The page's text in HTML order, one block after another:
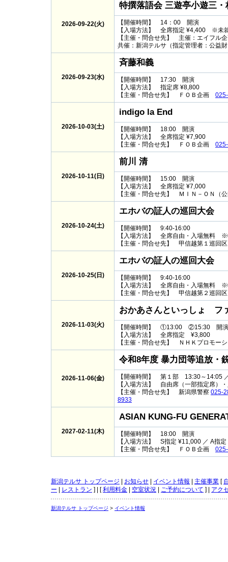
2026-09-22(火)
特撰落語会 三遊亭小遊三
【開催時間】 14：00 開演
【入場方法】 全席指定 ¥4,400 ※未
【主催・問合せ先】 主催：エイフル
共催：新潟テルサ（指定管理者：公益
2026-09-23(水)
斉藤和義
【開催時間】 17:30 開演
【入場方法】 指定席 ¥8,800
【主催・問合せ先】
ＦＯＢ企画
2026-10-03(土)
indigo la End
【開催時間】 18:00 開演
【入場方法】 全席指定 ¥7,900
【主催・問合せ先】 ＦＯＢ企画
2026-10-11(日)
前川 清
【開催時間】 15:00 開演
【入場方法】 全席指定 ¥7,000
【主催・問合せ先】 ＭＩＮ－ＯＮ（
2026-10-24(土)
エホバの証人の巡回大会
【開催時間】 9:40-16:00
【入場方法】 全席自由・入場無料 ※
【主催・問合せ先】 甲信越第１巡回
2026-10-25(日)
エホバの証人の巡回大会
【開催時間】 9:40-16:00
【入場方法】 全席自由・入場無料 ※
【主催・問合せ先】 甲信越第２巡回
2026-11-03(火)
おかあさんといっしょ フ
【開催時間】 ①13:00 ②15:30 開演
【入場方法】 全席指定 ¥3,800
【主催・問合せ先】
ＮＨＫプロモー
2026-11-06(金)
令和8年度 暴力団等追放・
【開催時間】 第１部 13:30～14:05
【入場方法】 自由席（一部指定席）
【主催・問合せ先】 新潟県警察 025-
8933
2027-02-11(木)
ASIAN KUNG-FU
【開催時間】 18:00 開演
【入場方法】 S指定 ¥11,000 ／ A指
【主催・問合せ先】
ＦＯＢ企画
新潟テルサ トップページ お知らせ イベント情報 主催事業 [
ー
レストラン ] | [利用料金 空室状況 ご予約について ] | アク
新潟テルサ トップページ > イベント情報